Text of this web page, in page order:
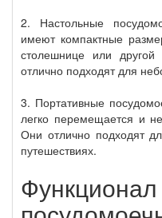
2. Настольные
имеют компактные
столешнице или
отлично подходят для
3. Портативные
легко перемещается и
Они отлично подходят
путешествиях.
Функционал